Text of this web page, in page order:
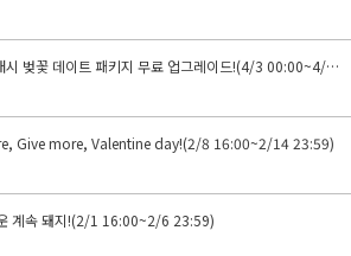
벚꽃 데이트 패키지 무료 업그레이드!(4/3 00:00~4/15 23:59)
Give more, Valentine day!(2/8 16:00~2/14 23:59)
계속 돼지!(2/1 16:00~2/6 23:59)